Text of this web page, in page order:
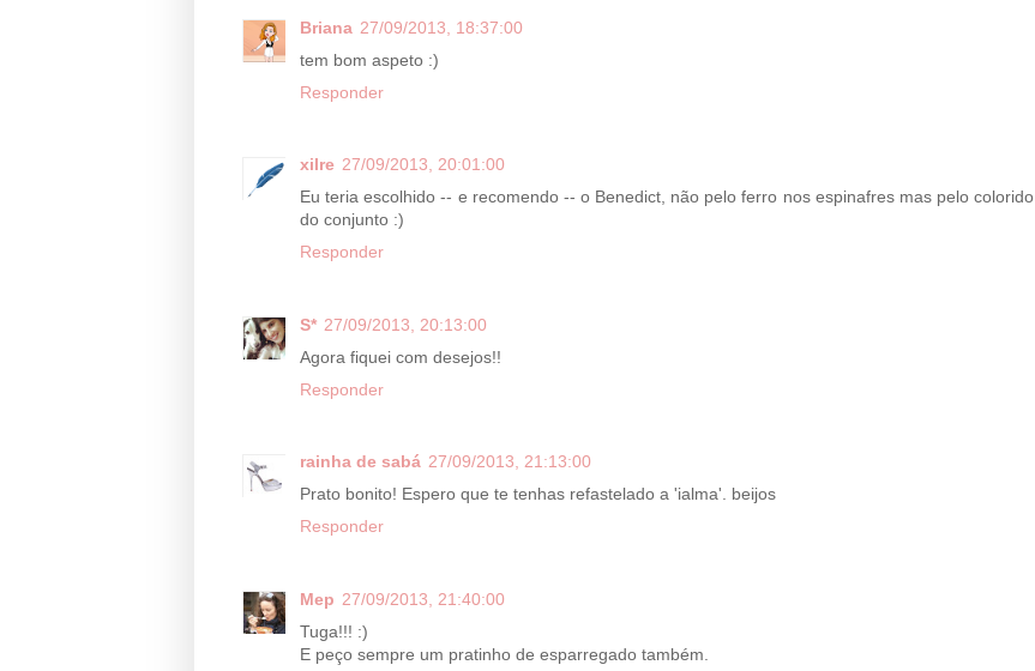
Briana 27/09/2013, 18:37:00
tem bom aspeto :)
Responder
xilre 27/09/2013, 20:01:00
Eu teria escolhido -- e recomendo -- o Benedict, não pelo ferro nos espinafres mas pelo colorido
do conjunto :)
Responder
S* 27/09/2013, 20:13:00
Agora fiquei com desejos!!
Responder
rainha de sabá 27/09/2013, 21:13:00
Prato bonito! Espero que te tenhas refastelado a 'ialma'. beijos
Responder
Mep 27/09/2013, 21:40:00
Tuga!!! :)
E peço sempre um pratinho de esparregado também.